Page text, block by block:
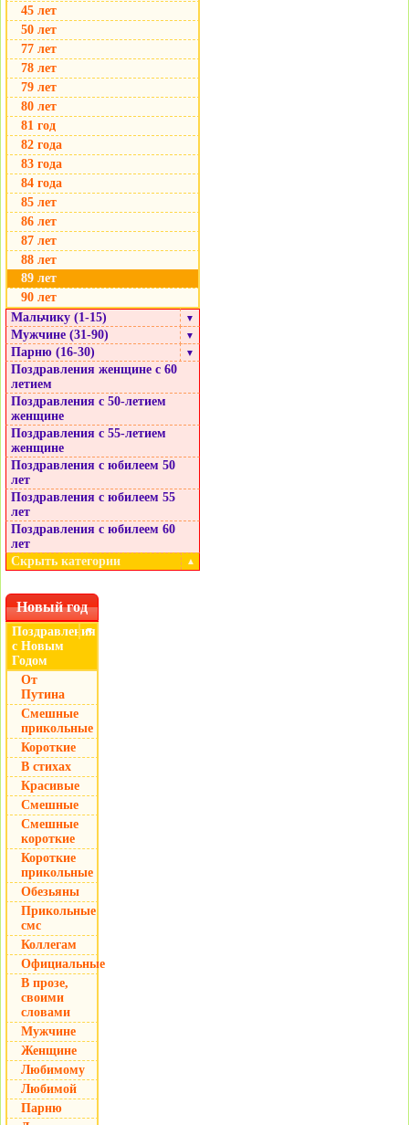
45 лет
50 лет
77 лет
78 лет
79 лет
80 лет
81 год
82 года
83 года
84 года
85 лет
86 лет
87 лет
88 лет
89 лет
90 лет
Мальчику (1-15)
▼
Мужчине (31-90) ▼
Парню (16-30) ▼
Поздравления женщине с 60
летием
Поздравления с 50-летием
женщине
Поздравления с 55-летием
женщине
Поздравления с юбилеем 50
лет
Поздравления с юбилеем 55
лет
Поздравления с юбилеем 60
лет
Скрыть категории
▲
Новый год
Поздравления
с Новым
Годом
▼
От
Путина
Смешные
прикольные
Короткие
В стихах
Красивые
Смешные
Смешные
короткие
Короткие
прикольные
Обезьяны
Прикольные
смс
Коллегам
Официальные
В прозе,
своими
словами
Мужчине
Женщине
Любимому
Любимой
Парню